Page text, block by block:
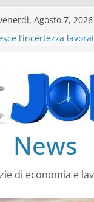
Agosto 7, 2026
l’incertezza
energy cambia
più
News
di economia e